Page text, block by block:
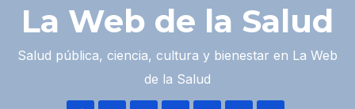
La Web de la Salud
Salud pública, ciencia, cultura y bienestar en La Web
de la Salud